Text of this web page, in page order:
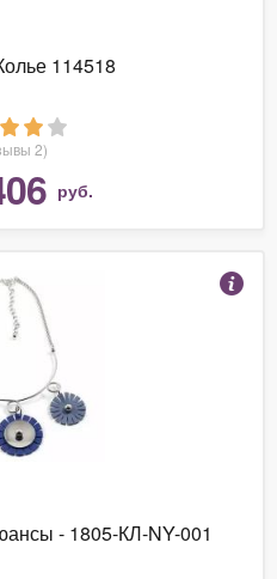
114518
2)
руб.
- 1805-КЛ-NY-001